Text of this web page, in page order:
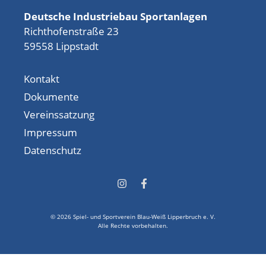
Deutsche Industriebau Sportanlagen
Richthofenstraße 23
59558 Lippstadt
Kontakt
Dokumente
Vereinssatzung
Impressum
Datenschutz
© 2026 Spiel- und Sportverein Blau-Weiß Lipperbruch e. V.
Alle Rechte vorbehalten.